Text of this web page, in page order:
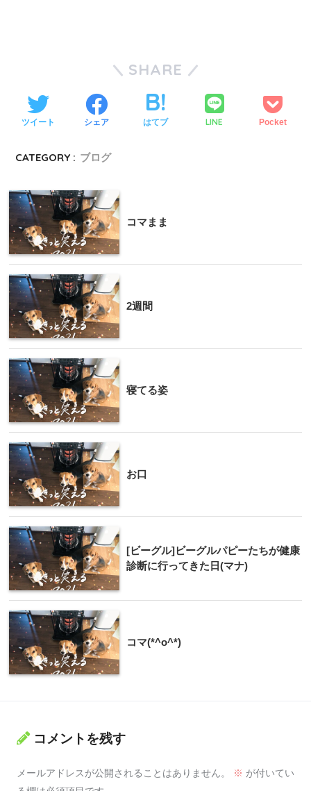
SHARE
ツイート シェア はてブ LINE Pocket
CATEGORY : ブログ
コマまま
2週間
寝てる姿
お口
[ビーグル]ビーグルパピーたちが健康
診断に行ってきた日(マナ)
コマ(*^o^*)
コメントを残す
メールアドレスが公開されることはありません。 ※ が付いてい